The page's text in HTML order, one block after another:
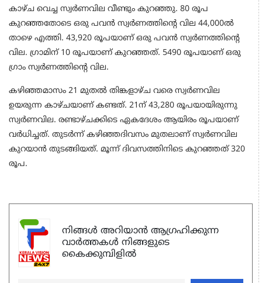
കാഴ്ച വെച്ച സ്വര്‍ണവില വീണ്ടും കുറഞ്ഞു. 80 രൂപ
കുറഞ്ഞതോടെ ഒരു പവന്‍ സ്വര്‍ണത്തിന്റെ വില 44,000ല്‍
താഴെ എത്തി. 43,920 രൂപയാണ് ഒരു പവന്‍ സ്വര്‍ണത്തിന്റെ
വില. ഗ്രാമിന് 10 രൂപയാണ് കുറഞ്ഞത്. 5490 രൂപയാണ് ഒരു
ഗ്രാം സ്വര്‍ണത്തിന്റെ വില.
കഴിഞ്ഞമാസം 21 മുതല്‍ തിങ്കളാഴ്ച വരെ സ്വര്‍ണവില
ഉയരുന്ന കാഴ്ചയാണ് കണ്ടത്. 21ന് 43,280 രൂപയായിരുന്നു
സ്വര്‍ണവില. രണ്ടാഴ്ചക്കിടെ ഏകദേശം ആയിരം രൂപയാണ്
വര്‍ധിച്ചത്. തുടര്‍ന്ന് കഴിഞ്ഞദിവസം മുതലാണ് സ്വര്‍ണവില
കുറയാന്‍ തുടങ്ങിയത്. മൂന്ന് ദിവസത്തിനിടെ കുറഞ്ഞത് 320
രൂപ.
നിങ്ങൾ അറിയാൻ ആഗ്രഹിക്കുന്ന
വാർത്തകൾ നിങ്ങളുടെ
കൈക്കുമ്പിളിൽ